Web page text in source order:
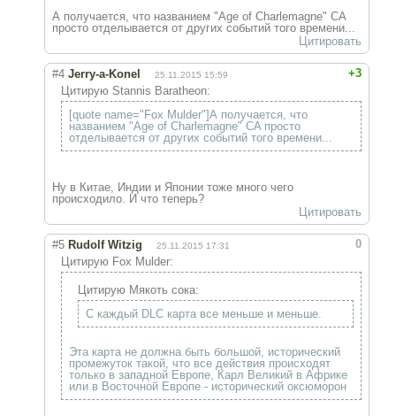
А получается, что названием "Age of Charlemagne" CA
просто отделывается от других событий того времени...
Цитировать
+3
#4 Jerry-a-Konel 25.11.2015 15:59
Цитирую Stannis Baratheon:
[quote name="Fox Mulder"]А получается, что
названием "Age of Charlemagne" CA просто
отделывается от других событий того времени...
Ну в Китае, Индии и Японии тоже много чего
происходило. И что теперь?
Цитировать
0
#5 Rudolf Witzig 25.11.2015 17:31
Цитирую Fox Mulder:
Цитирую Мякоть сока:
С каждый DLC карта все меньше и меньше.
Эта карта не должна быть большой, исторический
промежуток такой, что все действия происходят
только в западной Европе, Карл Великий в Африке
или в Восточной Европе - исторический оксюморон